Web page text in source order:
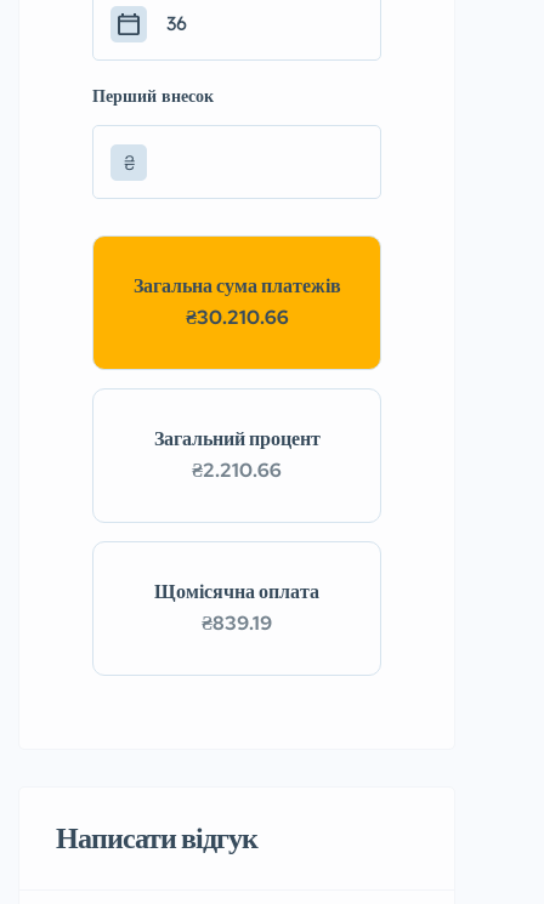
Перший внесок
₴
Щомісячна оплата
₴839.19
Загальний процент
₴2.210.66
Загальна сума платежів
₴30.210.66
Написати відгук